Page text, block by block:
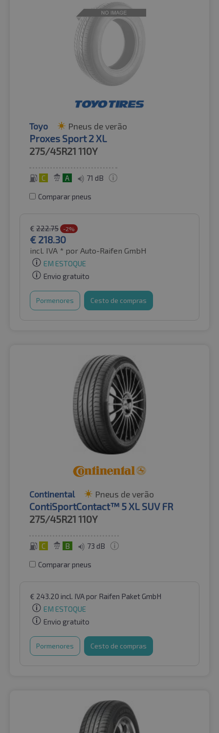
Toyo Pneus de verão
Proxes Sport 2 XL
275/45R21 110Y
C A 71 dB
Comparar pneus
€ 222.75 -2%
€ 218.30
incl. IVA * por Auto-Raifen GmbH
EM ESTOQUE
Envio gratuito
Pormenores Cesto de compras
Continental Pneus de verão
ContiSportContact™ 5 XL SUV FR
275/45R21 110Y
C B 73 dB
Comparar pneus
€ 243.20 incl. IVApor Raifen Paket GmbH
EM ESTOQUE
Envio gratuito
Pormenores Cesto de compras